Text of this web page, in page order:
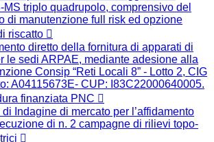
MS triplo quadrupolo, comprensivo del
di manutenzione full risk ed opzione
riscatto
diretto della fornitura di apparati di
le sedi ARPAE, mediante adesione alla
Consip “Reti Locali 8” - Lotto 2, CIG
A04115673E- CUP: I83C22000640005.
finanziata PNC
Indagine di mercato per l’affidamento
di n. 2 campagne di rilievi topo-